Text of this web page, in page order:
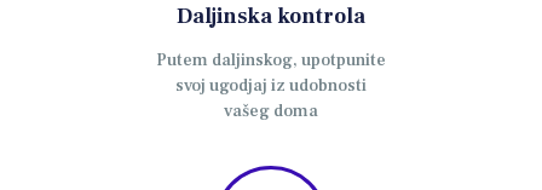
Daljinska kontrola
Putem daljinskog, upotpunite
svoj ugodjaj iz udobnosti
vašeg doma